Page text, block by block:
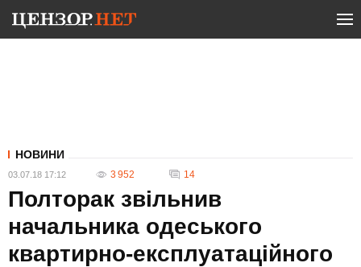
НОВИНИ
03.07.18 17:12 3 952 14
Полторак звільнив
начальника одеського
квартирно-експлуатаційного